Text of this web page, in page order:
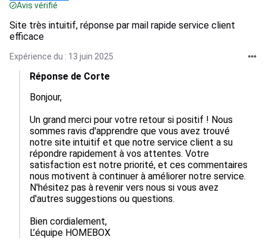
Avis vérifié
Site très intuitif, réponse par mail rapide service client
efficace
Expérience du : 13 juin 2025
Réponse de Corte
Bonjour,
Un grand merci pour votre retour si positif ! Nous
sommes ravis d'apprendre que vous avez trouvé
notre site intuitif et que notre service client a su
répondre rapidement à vos attentes. Votre
satisfaction est notre priorité, et ces commentaires
nous motivent à continuer à améliorer notre service.
N'hésitez pas à revenir vers nous si vous avez
d'autres suggestions ou questions.
Bien cordialement,
L’équipe HOMEBOX